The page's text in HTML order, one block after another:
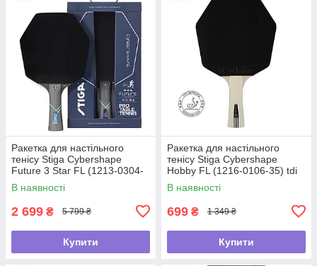
Ракетка для настільного
тенісу Stiga Cybershape
Future 3 Star FL (1213-0304-
35) tdi
В наявності
2 699 ₴ 5 799 ₴
Купити
Ракетка для настільного
тенісу Stiga Cybershape
Hobby FL (1216-0106-35) tdi
В наявності
699 ₴ 1 349 ₴
Купити